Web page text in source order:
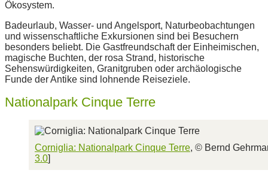
Ökosystem.
Badeurlaub, Wasser- und Angelsport, Naturbeobachtungen
und wissenschaftliche Exkursionen sind bei Besuchern
besonders beliebt. Die Gastfreundschaft der Einheimischen,
magische Buchten, der rosa Strand, historische
Sehenswürdigkeiten, Granitgruben oder archäologische
Funde der Antike sind lohnende Reiseziele.
Nationalpark Cinque Terre
Corniglia: Nationalpark Cinque Terre, © Bernd
3.0]